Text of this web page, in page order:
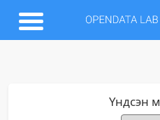
Үндсэн